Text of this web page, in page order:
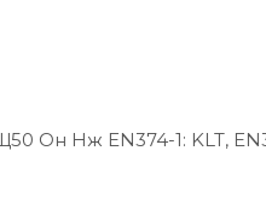
Нж EN374-1: KLT,